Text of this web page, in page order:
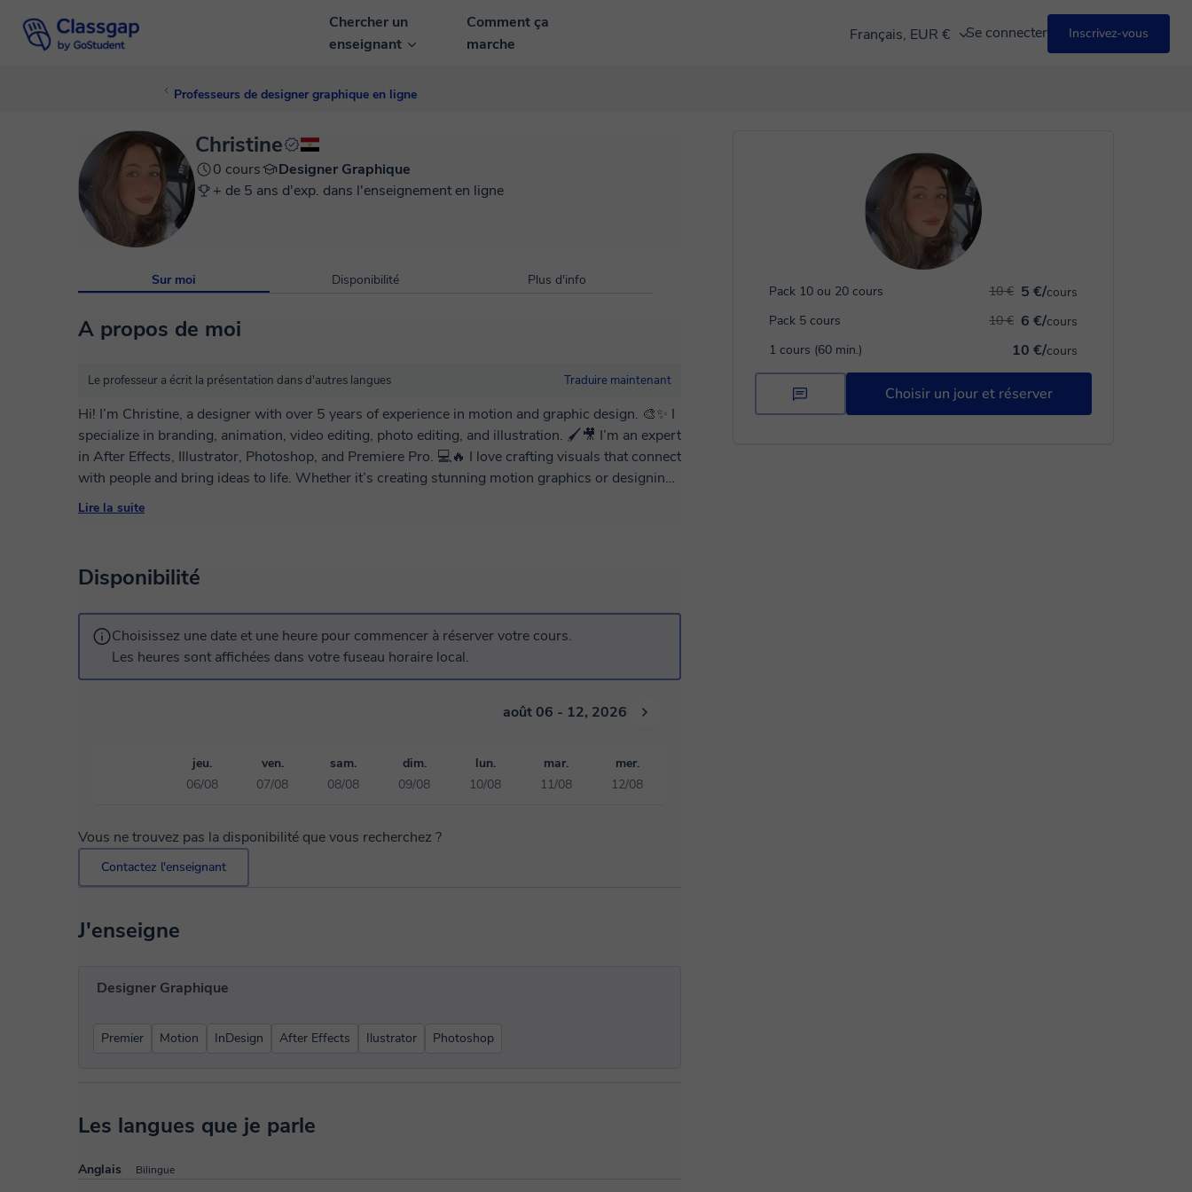
Chercher un
enseignant
Comment ça
marche
Français, EUR € Se connecter Inscrivez-vous
Professeurs de designer graphique en ligne
Pack 10 ou 20 cours 5 €/cours
10 €
Pack 5 cours
6 €/cours
10 €
1 cours (60 min.)
10 €/cours
Choisir un jour et réserver
Christine
0 cours
Designer Graphique
+ de 5 ans d'exp. dans l'enseignement en ligne
Sur moi Disponibilité Plus d'info
A propos de moi
Le professeur a écrit la présentation dans d'autres langues Traduire maintenant
Hi! I’m Christine, a designer with over 5 years of experience in motion and graphic design. 🎨✨ I
specialize in branding, animation, video editing, photo editing, and illustration. 🖌️🎥 I’m an expert
in After Effects, Illustrator, Photoshop, and Premiere Pro. 💻🔥 I love crafting visuals that connect
with people and bring ideas to life. Whether it’s creating stunning motion graphics or designing
impactful visuals, I’m here to help you achieve your creative goals! 🚀🎯
Lire la suite
Disponibilité
Choisissez une date et une heure pour commencer à réserver votre cours.
Les heures sont affichées dans votre fuseau horaire local.
août 06 - 12, 2026
jeu.
06/08
ven.
07/08
sam.
08/08
dim.
09/08
lun.
10/08
mar.
11/08
mer.
12/08
Vous ne trouvez pas la disponibilité que vous recherchez ?
Contactez l'enseignant
J'enseigne
Designer Graphique
Premier Motion InDesign After Effects Ilustrator Photoshop
Les langues que je parle
Anglais Bilingue